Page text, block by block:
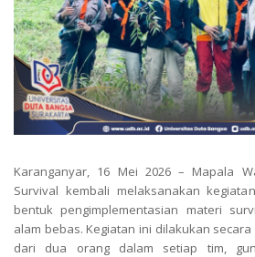
Karanganyar, 16 Mei 2026 – Mapala
Survival kembali melaksanakan
bentuk pengimplementasian materi
alam bebas. Kegiatan ini dilakukan
dari dua orang dalam setiap tim,